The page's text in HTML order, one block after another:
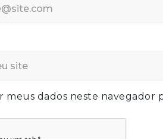
meus dados neste navegador